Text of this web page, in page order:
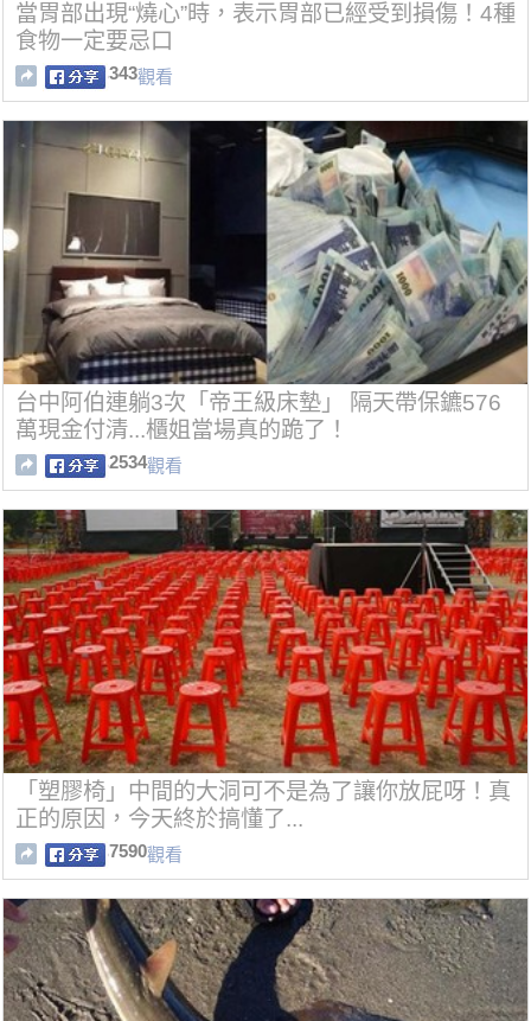
當胃部出現“燒心”時，表示胃部已經受到損傷！4種
食物一定要忌口
343觀看
台中阿伯連躺3次「帝王級床墊」 隔天帶保鑣576
萬現金付清...櫃姐當場真的跪了！
2534觀看
「塑膠椅」中間的大洞可不是為了讓你放屁呀！真
正的原因，今天終於搞懂了...
7590觀看